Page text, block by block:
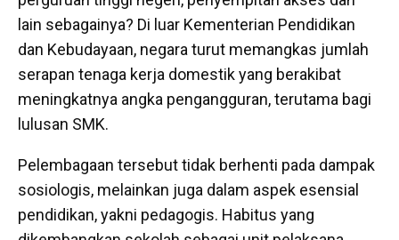
lain sebagainya? Di luar Kementerian Pendidikan
dan Kebudayaan, negara turut memangkas jumlah
serapan tenaga kerja domestik yang berakibat
meningkatnya angka pengangguran, terutama bagi
lulusan SMK.
Pelembagaan tersebut tidak berhenti pada dampak
sosiologis, melainkan juga dalam aspek esensial
pendidikan, yakni pedagogis. Habitus yang